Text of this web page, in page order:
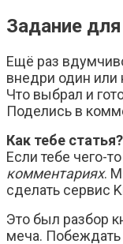
Задание
Ещё раз
внедри один или
Что выбрал и
Поделись в
Как тебе статья?
Если тебе чего-
комментариях.
сделать сервис
Это был разбор
меча. Побеждать